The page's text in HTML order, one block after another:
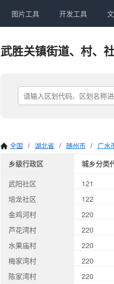
图片工具 开发工具
武胜关镇街道、村、
全国 / 湖北省 / 随州市 / 广水
乡级行政区 城乡分类
武阳社区
121
培龙社区
122
金鸡河村
220
芦花湾村
220
水果庙村
220
梅家湾村
220
陈家湾村
220